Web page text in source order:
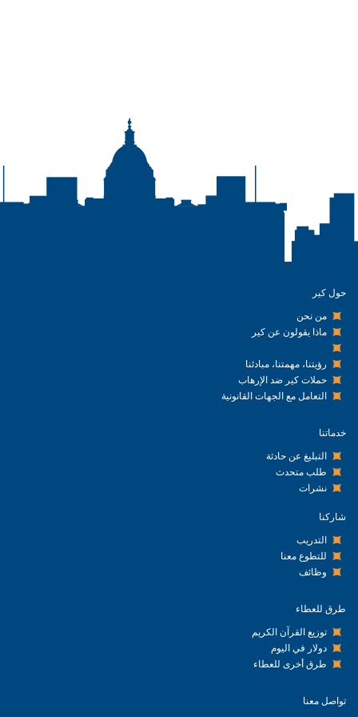
حول كير
من نحن
ماذا يقولون عن كير
رؤيتنا، مهمتنا، مبادئنا
حملات كير ضد الإرهاب
التعامل مع الجهات القانونية
خدماتنا
التبليغ عن حادثة
طلب متحدث
نشرات
شاركنا
التدريب
للتطوع معنا
وظائف
طرق للعطاء
توزيع القرآن الكريم
دولار في اليوم
طرق أخرى للعطاء
تواصل معنا